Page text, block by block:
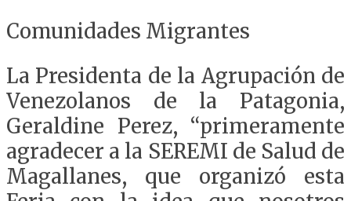
Comunidades Migrantes
La Presidenta de la Agrupación de
Venezolanos de la Patagonia,
Geraldine Perez, “primeramente
agradecer a la SEREMI de Salud de
Magallanes, que organizó esta